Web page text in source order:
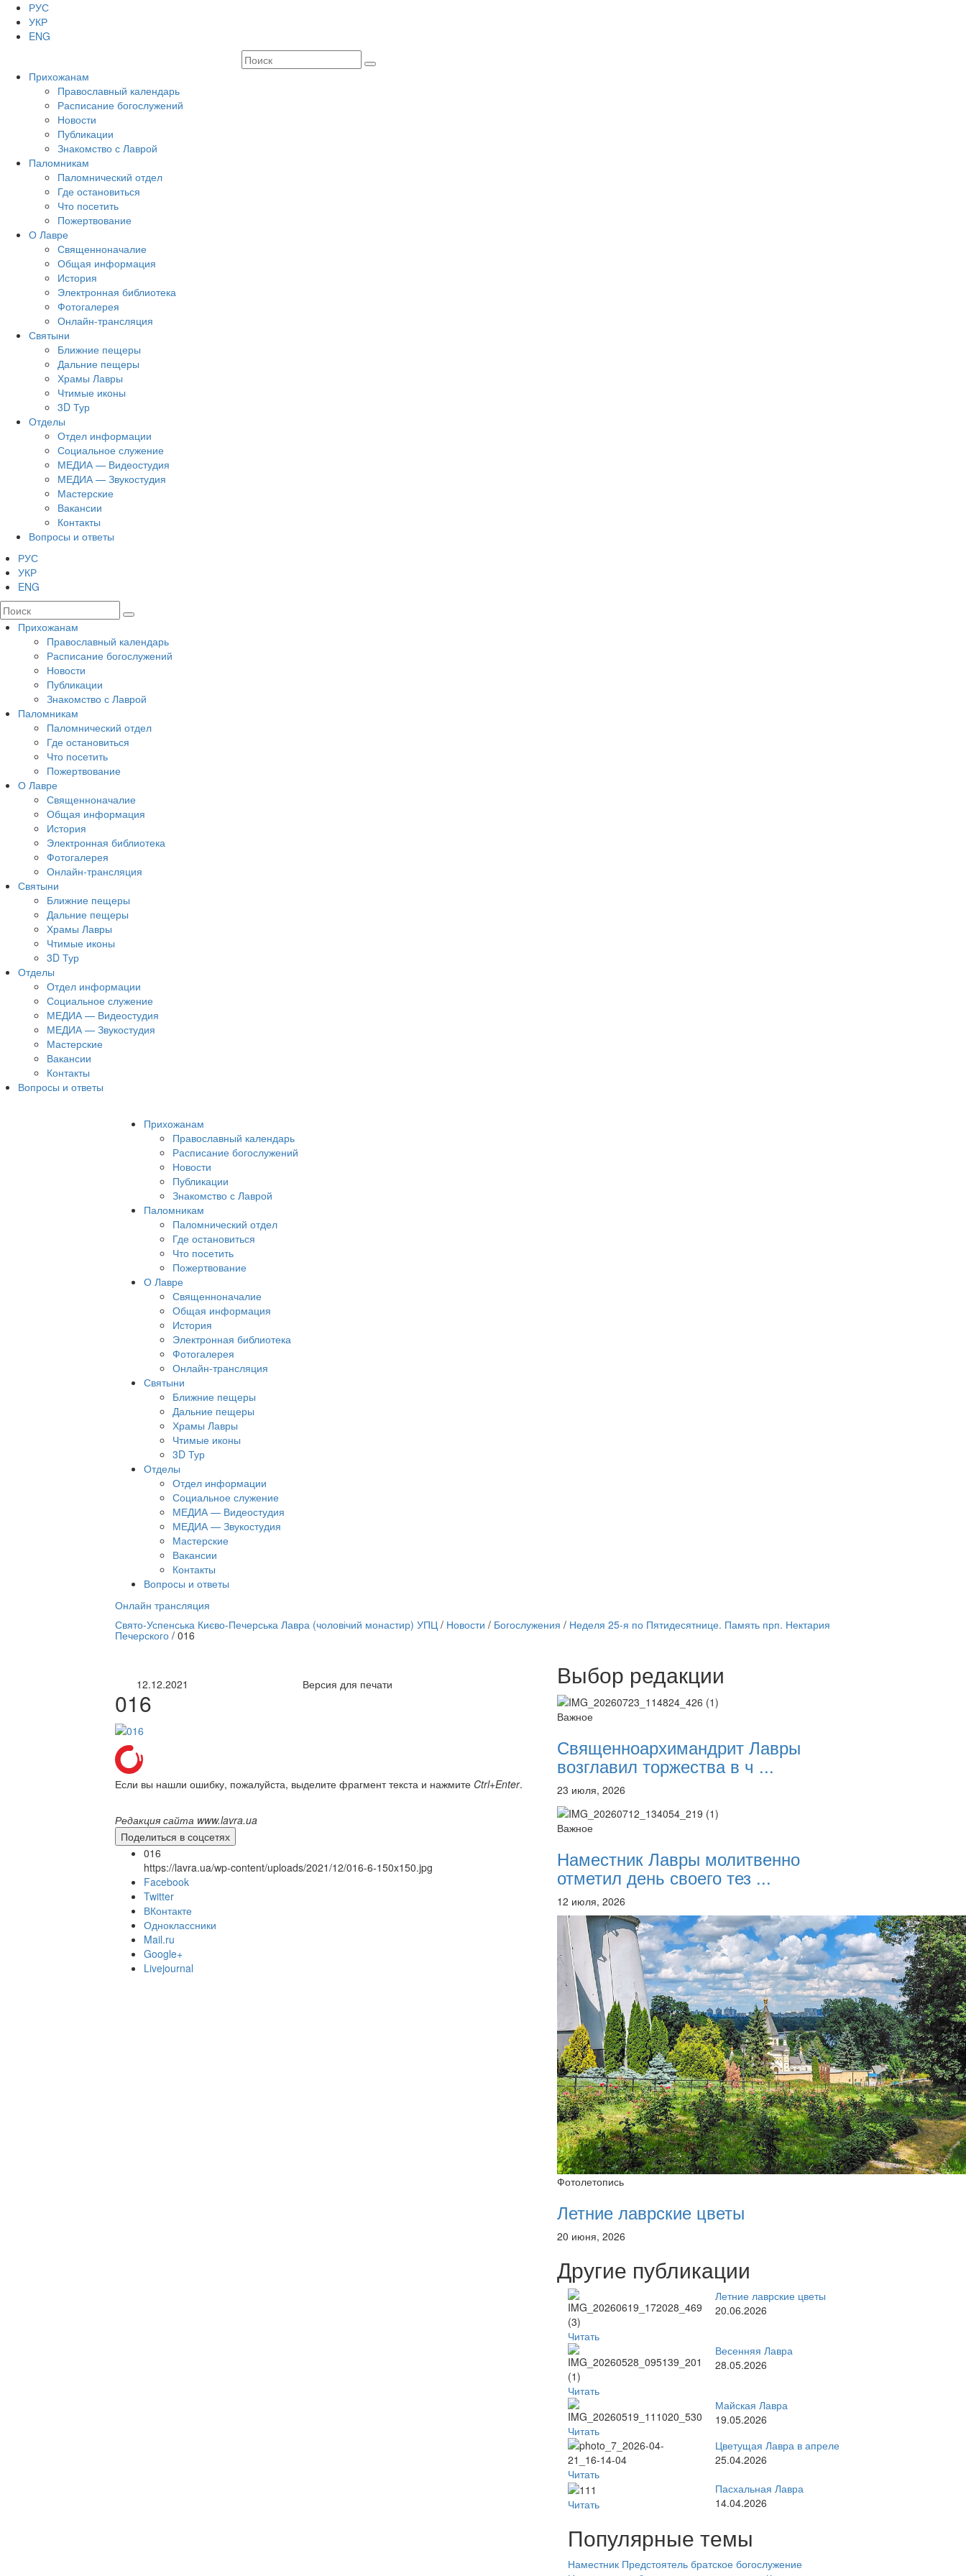
РУС
УКР
ENG
Прихожанам
Православный календарь
Расписание богослужений
Новости
Публикации
Знакомство с Лаврой
Паломникам
Паломнический отдел
Где остановиться
Что посетить
Пожертвование
О Лавре
Священноначалие
Общая информация
История
Электронная библиотека
Фотогалерея
Онлайн-трансляция
Святыни
Ближние пещеры
Дальние пещеры
Храмы Лавры
Чтимые иконы
3D Тур
Отделы
Отдел информации
Социальное служение
МЕДИА — Видеостудия
МЕДИА — Звукостудия
Мастерские
Вакансии
Контакты
Вопросы и ответы
РУС
УКР
ENG
Прихожанам
Православный календарь
Расписание богослужений
Новости
Публикации
Знакомство с Лаврой
Паломникам
Паломнический отдел
Где остановиться
Что посетить
Пожертвование
О Лавре
Священноначалие
Общая информация
История
Электронная библиотека
Фотогалерея
Онлайн-трансляция
Святыни
Ближние пещеры
Дальние пещеры
Храмы Лавры
Чтимые иконы
3D Тур
Отделы
Отдел информации
Социальное служение
МЕДИА — Видеостудия
МЕДИА — Звукостудия
Мастерские
Вакансии
Контакты
Вопросы и ответы
Прихожанам
Православный календарь
Расписание богослужений
Новости
Публикации
Знакомство с Лаврой
Паломникам
Паломнический отдел
Где остановиться
Что посетить
Пожертвование
О Лавре
Священноначалие
Общая информация
История
Электронная библиотека
Фотогалерея
Онлайн-трансляция
Святыни
Ближние пещеры
Дальние пещеры
Храмы Лавры
Чтимые иконы
3D Тур
Отделы
Отдел информации
Социальное служение
МЕДИА — Видеостудия
МЕДИА — Звукостудия
Мастерские
Вакансии
Контакты
Вопросы и ответы
Онлайн трансляция
12 сентября
Онлайн трансляции
12 сентября 2015
12 сентября 2015Название трансляции
12 сентября 2015
12 сентября 2015Название трансляции
12 сентября 2015Название трансляции
Название трансляции
12 сентября 2015Название трансляции
Перейти к архиву
Свято-Успенська Києво-Печерська Лавра (чоловічий монастир) УПЦ/ Новости / Богослужения / Неделя 25-я по Пятидесятнице. Память прп. Нектария
Печерского/ 016
12.12.2021 Версия для печати
016
Если вы нашли ошибку, пожалуйста, выделите фрагмент текста и нажмите Ctrl+Enter.
Редакция сайта www.lavra.ua
Поделиться в соцсетях
016
https://lavra.ua/wp-content/uploads/2021/12/016-6-150x150.jpg
Facebook
Twitter
ВКонтакте
Одноклассники
Mail.ru
Google+
Livejournal
Выбор редакции
Важное
Священноархимандрит Лавры
возглавил торжества в ч ...
23 июля, 2026
Важное
Наместник Лавры молитвенно
отметил день своего тез ...
12 июля, 2026
Фотолетопись
Летние лаврские цветы
20 июня, 2026
Другие публикации
Читать
Летние лаврские цветы
20.06.2026
Читать
Весенняя Лавра
28.05.2026
Читать
Майская Лавра
19.05.2026
Читать
Цветущая Лавра в апреле
25.04.2026
Читать
Пасхальная Лавра
14.04.2026
Популярные темы
Наместник Предстоятель братское богослужение